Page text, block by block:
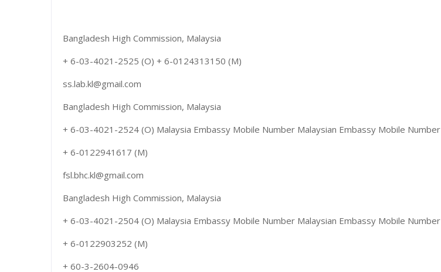
Bangladesh High Commission, Malaysia
+ 6-03-4021-2525 (O) + 6-0124313150 (M)
ss.lab.kl@gmail.com
Bangladesh High Commission, Malaysia
+ 6-03-4021-2524 (O) Malaysia Embassy Mobile Number Malaysian Embassy Mobile Number
+ 6-0122941617 (M)
fsl.bhc.kl@gmail.com
Bangladesh High Commission, Malaysia
+ 6-03-4021-2504 (O) Malaysia Embassy Mobile Number Malaysian Embassy Mobile Number
+ 6-0122903252 (M)
+ 60-3-2604-0946